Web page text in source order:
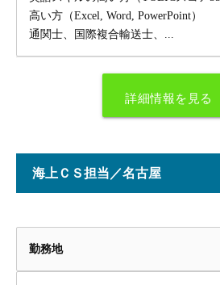
高い方（Excel, Word, PowerPoint）
通関士、国際複合輸送士、...
詳細情報を見る
海上ＣＳ担当／名古屋
勤務地